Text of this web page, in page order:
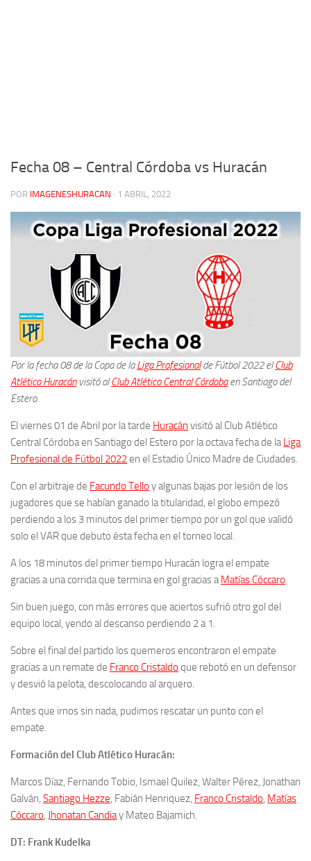
Fecha 08 – Central Córdoba vs Huracán
POR IMAGENESHURACAN · 1 ABRIL, 2022
Por la fecha 08 de la Copa de laLiga Profesionalde Fútbol 2022 elClub
Atlético HuracánvisitóalClub Atlético Central Córdobaen Santiago del
Estero.
El viernes 01 de Abril por la tarde Huracán visitó al Club Atlético
Central Córdoba en Santiago del Estero por la octava fecha de laLiga
Profesional de Fútbol 2022en el Estadio Único Madre de Ciudades.
Con el arbitraje de Facundo Tello y algunas bajas por lesión de los
jugadores que se habían ganado la titularidad, el globo empezó
perdiendo a los 3 minutos del primer tiempo por un gol que validó
solo el VAR que debuto ésta fecha en el torneo local.
A los 18 minutos del primer tiempo Huracán logra el empate
gracias a una corrida que termina en gol gracias aMatías Cóccaro.
Sin buen juego, con más errores que aciertos sufrió otro gol del
equipo local, yendo al descanso perdiendo 2 a 1.
Sobre el final del partido los quemeros encontraron el empate
gracias a un remate de Franco Cristaldo que rebotó en un defensor
y desvió la pelota, descolocando al arquero.
Antes que irnos sin nada, pudimos rescatar un punto con el
empate.
Formación del Club Atlético Huracán:
Marcos Díaz, Fernando Tobio, Ismael Quilez, Walter Pérez, Jonathan
Galván, Santiago Hezze, Fabián Henriquez, Franco Cristaldo, Matías
Cóccaro, Jhonatan Candiay Mateo Bajamich.
DT: Frank Kudelka